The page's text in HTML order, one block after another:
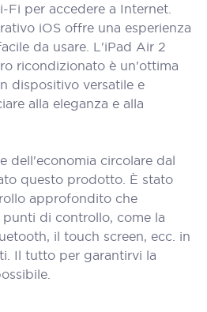
Fi per accedere a Internet.
iOS offre una esperienza
da usare. L'iPad Air 2
ricondizionato è un'ottima
dispositivo versatile e
alla eleganza e alla
dell'economia circolare dal
questo prodotto. È stato
approfondito che
di controllo, come la
il touch screen, ecc. in
Il tutto per garantirvi la